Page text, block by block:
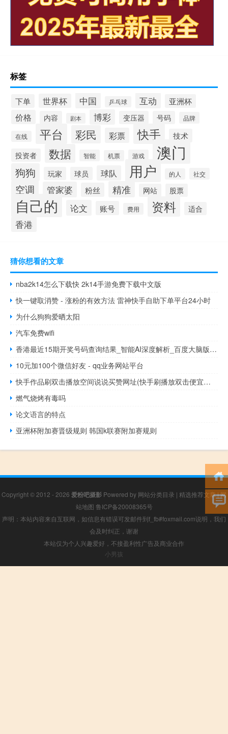
标签
下单 世界杯 中国 乒乓球 互动 亚洲杯
价格 内容 剧本 博彩 变压器 号码 品牌
在线 平台 彩民 彩票 快手 技术
投资者 数据 智能 机票 游戏 澳门
狗狗 玩家 球员 球队 用户 的人 社交
空调 管家婆 粉丝 精准 网站 股票
自己的 论文 账号 费用 资料 适合
香港
猜你想看的文章
nba2k14怎么下载快 2k14手游免费下载中文版
快一键取消赞 - 涨粉的有效方法 雷神快手自助下单平台24小时
为什么狗狗爱晒太阳
汽车免费wifi
香港最近15期开奖号码查询结果_智能AI深度解析_百度大脑版A12.235
10元加100个微信好友 - qq业务网站平台
快手作品刷双击播放空间说说买赞网址(快手刷播放双击便宜网址)
燃气烧烤有毒吗
论文语言的特点
亚洲杯附加赛晋级规则 韩国k联赛附加赛规则
Copyright © 2012 - 2026 爱粉吧摄影 Powered by 网站分类目录 | 精选推荐文章|网
站地图 鲁ICP备20008365号
声明：本站内容来自互联网，如信息有错误可发邮件到f_fb#foxmail.com说明，我们
会及时纠正，谢谢
本站仅为个人兴趣爱好，不接盈利性广告及商业合作
小男孩